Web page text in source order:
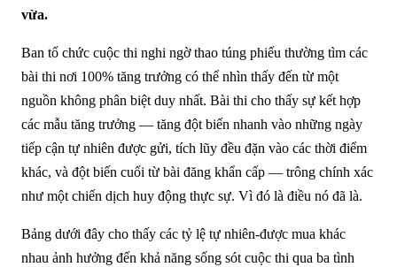
vừa.
Ban tổ chức cuộc thi nghi ngờ thao túng phiếu thường tìm các
bài thi nơi 100% tăng trưởng có thể nhìn thấy đến từ một
nguồn không phân biệt duy nhất. Bài thi cho thấy sự kết hợp
các mẫu tăng trưởng — tăng đột biến nhanh vào những ngày
tiếp cận tự nhiên được gửi, tích lũy đều đặn vào các thời điểm
khác, và đột biến cuối từ bài đăng khẩn cấp — trông chính xác
như một chiến dịch huy động thực sự. Vì đó là điều nó đã là.
Bảng dưới đây cho thấy các tỷ lệ tự nhiên-được mua khác
nhau ảnh hưởng đến khả năng sống sót cuộc thi qua ba tình